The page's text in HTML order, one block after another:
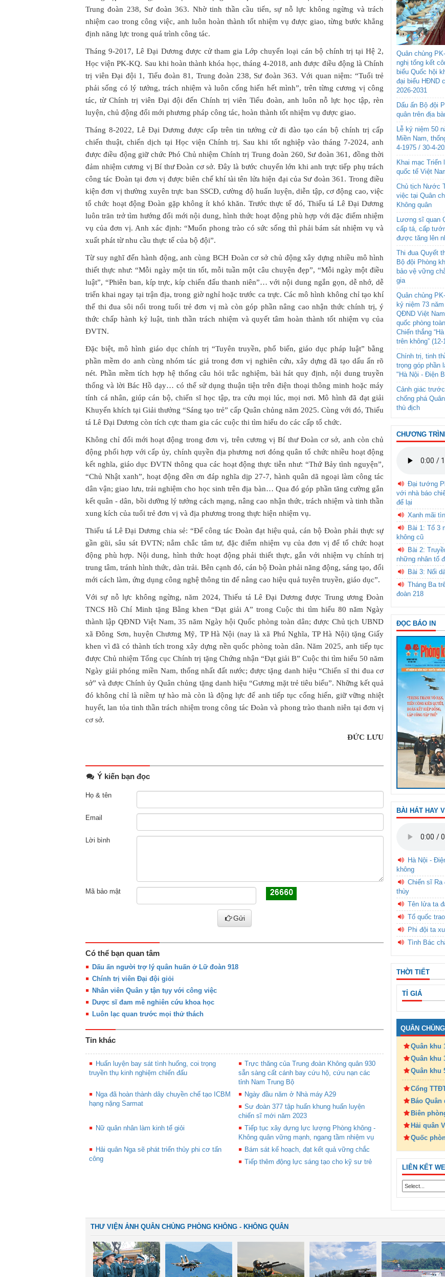
Trung đoàn 238, Sư đoàn 363. Nhờ tinh thần cầu tiến, sự nỗ lực không ngừng và trách
nhiệm cao trong công việc, anh luôn hoàn thành tốt nhiệm vụ được giao, từng bước khẳng
định năng lực trong quá trình công tác.
Tháng 9-2017, Lê Đại Dương được cử tham gia Lớp chuyển loại cán bộ chính trị tại Hệ 2,
Học viện PK-KQ. Sau khi hoàn thành khóa học, tháng 4-2018, anh được điều động là Chính
trị viên Đại đội 1, Tiểu đoàn 81, Trung đoàn 238, Sư đoàn 363. Với quan niệm: “Tuổi trẻ
phải sống có lý tưởng, trách nhiệm và luôn cống hiến hết mình”, trên từng cương vị công
tác, từ Chính trị viên Đại đội đến Chính trị viên Tiểu đoàn, anh luôn nỗ lực học tập, rèn
luyện, chủ động đổi mới phương pháp công tác, hoàn thành tốt nhiệm vụ được giao.
Tháng 8-2022, Lê Đại Dương được cấp trên tin tưởng cử đi đào tạo cán bộ chính trị cấp
chiến thuật, chiến dịch tại Học viện Chính trị. Sau khi tốt nghiệp vào tháng 7-2024, anh
được điều động giữ chức Phó Chủ nhiệm Chính trị Trung đoàn 260, Sư đoàn 361, đồng thời
đảm nhiệm cương vị Bí thư Đoàn cơ sở. Đây là bước chuyển lớn khi anh trực tiếp phụ trách
công tác Đoàn tại đơn vị được biên chế khí tài tên lửa hiện đại của Sư đoàn 361. Trong điều
kiện đơn vị thường xuyên trực ban SSCĐ, cường độ huấn luyện, diễn tập, cơ động cao, việc
tổ chức hoạt động Đoàn gặp không ít khó khăn. Trước thực tế đó, Thiếu tá Lê Đại Dương
luôn trăn trở tìm hướng đổi mới nội dung, hình thức hoạt động phù hợp với đặc điểm nhiệm
vụ của đơn vị. Anh xác định: “Muốn phong trào có sức sống thì phải bám sát nhiệm vụ và
xuất phát từ nhu cầu thực tế của bộ đội”.
Từ suy nghĩ đến hành động, anh cùng BCH Đoàn cơ sở chủ động xây dựng nhiều mô hình
thiết thực như: “Mỗi ngày một tin tốt, mỗi tuần một câu chuyện đẹp”, “Mỗi ngày một điều
luật”, “Phiên ban, kíp trực, kíp chiến đấu thanh niên”… với nội dung ngắn gọn, dễ nhớ, dễ
triển khai ngay tại trận địa, trong giờ nghỉ hoặc trước ca trực. Các mô hình không chỉ tạo khí
thế thi đua sôi nổi trong tuổi trẻ đơn vị mà còn góp phần nâng cao nhận thức chính trị, ý
thức chấp hành kỷ luật, tinh thần trách nhiệm và quyết tâm hoàn thành tốt nhiệm vụ của
ĐVTN.
Đặc biệt, mô hình giáo dục chính trị “Tuyên truyền, phổ biến, giáo dục pháp luật” bằng
phần mềm do anh cùng nhóm tác giả trong đơn vị nghiên cứu, xây dựng đã tạo dấu ấn rõ
nét. Phần mềm tích hợp hệ thống câu hỏi trắc nghiệm, bài hát quy định, nội dung truyền
thống và lời Bác Hồ dạy… có thể sử dụng thuận tiện trên điện thoại thông minh hoặc máy
tính cá nhân, giúp cán bộ, chiến sĩ học tập, tra cứu mọi lúc, mọi nơi. Mô hình đã đạt giải
Khuyến khích tại Giải thưởng “Sáng tạo trẻ” cấp Quân chủng năm 2025. Cùng với đó, Thiếu
tá Lê Đại Dương còn tích cực tham gia các cuộc thi tìm hiểu do các cấp tổ chức.
Không chỉ đổi mới hoạt động trong đơn vị, trên cương vị Bí thư Đoàn cơ sở, anh còn chủ
động phối hợp với cấp ủy, chính quyền địa phương nơi đóng quân tổ chức nhiều hoạt động
kết nghĩa, giáo dục ĐVTN thông qua các hoạt động thực tiễn như: “Thứ Bảy tình nguyện”,
“Chủ Nhật xanh”, hoạt động đền ơn đáp nghĩa dịp 27-7, hành quân dã ngoại làm công tác
dân vận; giao lưu, trải nghiệm cho học sinh trên địa bàn… Qua đó góp phần tăng cường gắn
kết quân - dân, bồi dưỡng lý tưởng cách mạng, nâng cao nhận thức, trách nhiệm và tinh thần
xung kích của tuổi trẻ đơn vị và địa phương trong thực hiện nhiệm vụ.
Thiếu tá Lê Đại Dương chia sẻ: “Để công tác Đoàn đạt hiệu quả, cán bộ Đoàn phải thực sự
gần gũi, sâu sát ĐVTN; nắm chắc tâm tư, đặc điểm nhiệm vụ của đơn vị để tổ chức hoạt
động phù hợp. Nội dung, hình thức hoạt động phải thiết thực, gắn với nhiệm vụ chính trị
trung tâm, tránh hình thức, dàn trải. Bên cạnh đó, cán bộ Đoàn phải năng động, sáng tạo, đổi
mới cách làm, ứng dụng công nghệ thông tin để nâng cao hiệu quả tuyên truyền, giáo dục”.
Với sự nỗ lực không ngừng, năm 2024, Thiếu tá Lê Đại Dương được Trung ương Đoàn
TNCS Hồ Chí Minh tặng Bằng khen “Đạt giải A” trong Cuộc thi tìm hiểu 80 năm Ngày
thành lập QĐND Việt Nam, 35 năm Ngày hội Quốc phòng toàn dân; được Chủ tịch UBND
xã Đông Sơn, huyện Chương Mỹ, TP Hà Nội (nay là xã Phú Nghĩa, TP Hà Nội) tặng Giấy
khen vì đã có thành tích trong xây dựng nền quốc phòng toàn dân. Năm 2025, anh tiếp tục
được Chủ nhiệm Tổng cục Chính trị tặng Chứng nhận “Đạt giải B” Cuộc thi tìm hiểu 50 năm
Ngày giải phóng miền Nam, thống nhất đất nước; được tặng danh hiệu “Chiến sĩ thi đua cơ
sở” và được Chính ủy Quân chủng tặng danh hiệu “Gương mặt trẻ tiêu biểu”. Những kết quả
đó không chỉ là niềm tự hào mà còn là động lực để anh tiếp tục cống hiến, giữ vững nhiệt
huyết, lan tỏa tinh thần trách nhiệm trong công tác Đoàn và phong trào thanh niên tại đơn vị
cơ sở.
ĐỨC LƯU
Ý kiến bạn đọc
Họ & tên
Email
Lời bình
Mã bảo mật
Gửi
Có thể bạn quan tâm
Dấu ấn người trợ lý quân huấn ở Lữ đoàn 918
Chính trị viên Đại đội giỏi
Nhân viên Quân y tận tụy với công việc
Dược sĩ đam mê nghiên cứu khoa học
Luôn lạc quan trước mọi thử thách
Tin khác
Huấn luyện bay sát tình huống, coi trọng
truyền thụ kinh nghiệm chiến đấu
Trực thăng của Trung đoàn Không quân 930
sẵn sàng cất cánh bay cứu hộ, cứu nạn các
tỉnh Nam Trung Bộ
Nga đã hoàn thành dây chuyền chế tạo ICBM
hạng nặng Sarmat
Ngày đầu năm ở Nhà máy A29
Sư đoàn 377 tập huấn khung huấn luyện
chiến sĩ mới năm 2023
Nữ quân nhân làm kinh tế giỏi
Tiếp tục xây dựng lực lượng Phòng không -
Không quân vững mạnh, ngang tầm nhiệm vụ
Hải quân Nga sẽ phát triển thủy phi cơ tấn
công
Bám sát kế hoạch, đạt kết quả vững chắc
Tiếp thêm động lực sáng tạo cho kỹ sư trẻ
Quân chủng
nghị tổng kết
biểu Quốc hội
đại biểu HĐND
2026-2031
Dấu ấn Bộ đội
quân trên địa
Lễ kỷ niệm 50
Miền Nam,
4-1975 / 30-4-
Khai mạc Triển
quốc tế Việt
Chủ tịch Nước
việc tại Quân
Không quân
Lương sĩ quan
cấp tá, cấp
được tăng lên
Thi đua Quyết
Bộ đội Phòng
bảo vệ vững
gia
Quân chủng
kỷ niệm 73
QĐND Việt
quốc phòng
Chiến thắng
trên không”
Chính trị, tinh
trọng góp phần
"Hà Nội - Điện
Cảnh giác
chống phá
thù địch
CHƯƠNG
Đại tướng
với nhà báo
để lại
Xanh mãi
Bài 1: Tổ 3
không cũ
Bài 2:
những nhân tố
Bài 3: Nối
Tháng Ba
đoàn 218
ĐỌC BÁO IN
BÀI HÁT HAY
Hà Nội -
không
Chiến sĩ Ra
thùy
Tên lửa ta
Tổ quốc
Phi đội ta
Tình Bác
THỜI TIẾT
TỈ GIÁ
QUÂN
Quân khu
Quân khu
Quân khu
Cổng
Báo
Biên
Hải quân
Quốc
LIÊN KẾT
THƯ VIỆN ẢNH QUÂN CHỦNG PHÒNG KHÔNG - KHÔNG QUÂN